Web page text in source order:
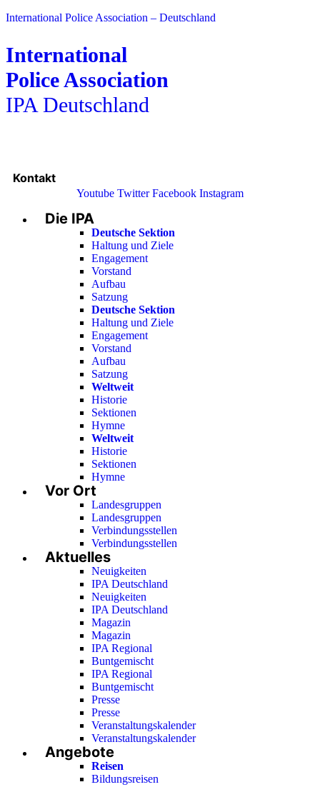
International Police Association – Deutschland
International
Police Association
IPA Deutschland
Kontakt
Youtube Twitter Facebook Instagram
Menu
Die IPA
Deutsche Sektion
Haltung und Ziele
Engagement
Vorstand
Aufbau
Satzung
Deutsche Sektion
Haltung und Ziele
Engagement
Vorstand
Aufbau
Satzung
Weltweit
Historie
Sektionen
Hymne
Weltweit
Historie
Sektionen
Hymne
Vor Ort
Landesgruppen
Landesgruppen
Verbindungsstellen
Verbindungsstellen
Aktuelles
Neuigkeiten
IPA Deutschland
Neuigkeiten
IPA Deutschland
Magazin
Magazin
IPA Regional
Buntgemischt
IPA Regional
Buntgemischt
Presse
Presse
Veranstaltungskalender
Veranstaltungskalender
Angebote
Reisen
Bildungsreisen